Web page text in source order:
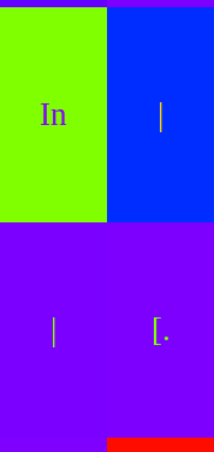
In |
| [.